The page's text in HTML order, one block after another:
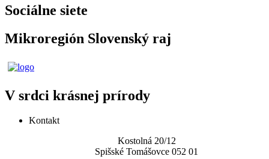
Sociálne siete
Mikroregión Slovenský raj
V srdci krásnej prírody
Kontakt
Kostolná 20/12
Spišské Tomášovce 052 01